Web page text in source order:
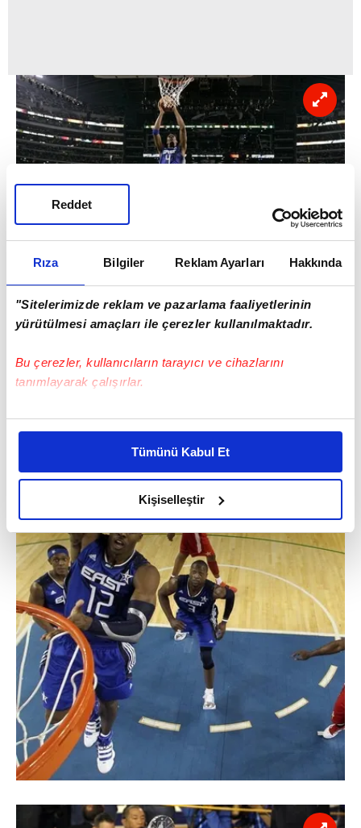
Rıza Bilgiler Reklam Ayarları Hakkında
"Sitelerimizde reklam ve pazarlama faaliyetlerinin
yürütülmesi amaçları ile çerezler kullanılmaktadır.
Bu çerezler, kullanıcıların tarayıcı ve cihazlarını
tanımlayarak çalışırlar.
Bu çerezlere izin vermeniz halinde sizlere özel
daha iyi reklam deneyimi yaşatabiliriz. Bunu yaparken
amacımızın size daha iyi bir reklam deneyimi sunmak
olduğunu ve sizlere en iyi içerikleri sunabilmek adına
elimizden gelen çabayı gösterdiğimizi ve bu noktada,
reklamların maliyetlerimizi karşılamak noktasında tek gelir
kalemimiz olduğunu sizlere hatırlatmak isteriz.
Her halükârda, kullanıcılar, bu çerezlere izin vermedikleri
takdirde, kullanıcılara hedefli reklamlar
gösterilmeyecektir."
Sizlere daha iyi bir hizmet sunabilmek için İnternet
Sitemizde kendimize ve üçüncü kişilere ait çerezler
kullanılmaktadır. Bu çerezler vasıtasıyla çeşitli kişisel
verileriniz işlenmekte olup gerekli olan çerezler bilgi
toplumu hizmetlerinin sunulması amacıyla
kullanılmaktadır. Diğer çerezler, sitemizin daha işlevsel
reklam/pazarlama faaliyetlerinin yapılması, amaçlarıyla
Tümünü Kabul Et
Kişiselleştir
Reddet